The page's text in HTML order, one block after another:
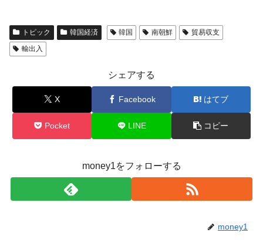
トピック 韓国経済 韓国 南朝鮮
貿易収支
輸出入
シェアする
X Facebook はてブ
Pocket LINE コピー
money1をフォローする
money1